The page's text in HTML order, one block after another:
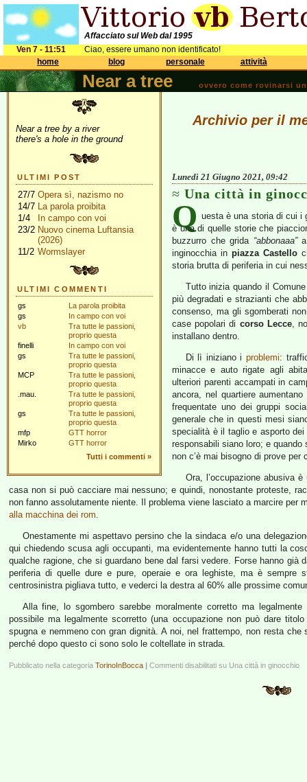
Affacciato sul Web dal 1995
Ven 7 - 11:51
Ciao, essere umano non identificato!
home
blog personale attività
Near a tree ovvero come rovinarsi
Near a tree by a river
there's a hole in the ground
ULTIMI POST
27/7 Opera sì, nazismo no
14/7 La parola proibita
1/4
In campo con voi
23/2 Nuovo cinema Luftansia
(2026)
11/2 Wormslayer
ULTIMI COMMENTI
gs
La parola proibita
gs
In campo con voi
vb
Tra tutte le passioni,
proprio questa
finelli
In campo con voi
gs
Tra tutte le passioni,
proprio questa
MCP
Tra tutte le passioni,
proprio questa
.mau.
Tra tutte le passioni,
proprio questa
gs
Tra tutte le passioni,
proprio questa
mfp
GTT horror
Mirko
GTT horror
Tutti i commenti »
Archivio per il
Lunedì 21 Giugno 2021, 09:42
Una città in
Q uesta è una storia di cui i
è una di quelle storie che
buzzurro che grida “abbonaaa”a
inginocchia inpiazza Castello
storia brutta di periferia in cui
Tutto inizia quando il
più degradati e strazianti che
consenso, ma gli sgomberati
case popolari di corso Lecce,
installano dentro.
Di lì iniziano i problemi:
minacce e auto rigate agli
ulteriori parenti accampati in
ancora, nel quartiere
frequentate uno dei gruppi
generale che in questi mesi
specialità è il taglio e asporto
responsabili siano loro; e
non c’è mai bisogno di prove per
Ora, l’occupazione abusiva
casa non si può cacciare mai nessuno; e quindi, nonostante proteste,
non fanno assolutamente niente. Il problema viene lasciato a marcire per
alla macchina dei rom.
Onestamente mi aspettavo persino che la sindaca e/o una
qui chiedendo scusa agli occupanti, ma evidentemente hanno tutti la
qualche ragione, che si guardano bene dal farsi vedere. Forse hanno
periferia di quelle dure e pure, operaie e ora leghiste, ma è sempre
centrosinistra pigliava tutto, e vederci la destra al 60% alle prossime
Alla fine, lo sgombero sarebbe moralmente corretto ma
possibile ma legalmente scorretto (una occupazione non può dare
spugna e nemmeno con gran dignità. A noi, nel frattempo, non resta
perché dopo questo ci sono solo le coltellate in strada.
Pubblicato nella categoria TorinoInBocca | Commenti disabilitati su Una città in ginocchio